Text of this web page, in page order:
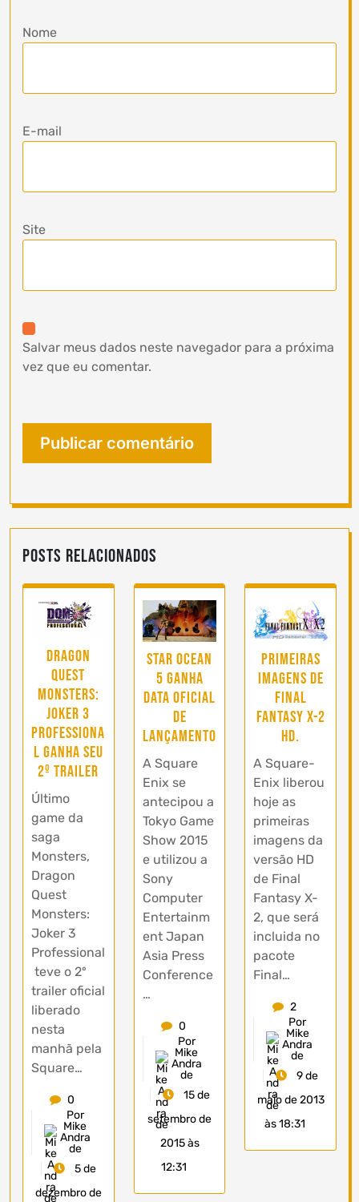
Nome
E-mail
Site
Salvar meus dados neste navegador para a próxima
vez que eu comentar.
Posts Relacionados
Dragon
Quest
Monsters:
Joker 3
Professiona
l ganha seu
2º trailer
Último
game da
saga
Monsters,
Dragon
Quest
Monsters:
Joker 3
Professional
teve o 2º
trailer oficial
liberado
nesta
manhã pela
Square…
0
Por
Mike
Andra
de
5 de
dezembro de
Star Ocean
5 ganha
data oficial
de
lançamento
A Square
Enix se
antecipou a
Tokyo Game
Show 2015
e utilizou a
Sony
Computer
Entertainm
ent Japan
Asia Press
Conference
…
0
Por
Mike
Andra
de
15 de
setembro de
2015 às
12:31
Primeiras
imagens de
Final
Fantasy X-2
HD.
A Square-
Enix liberou
hoje as
primeiras
imagens da
versão HD
de Final
Fantasy X-
2, que será
incluida no
pacote
Final…
2
Por
Mike
Andra
de
9 de
maio de 2013
às 18:31